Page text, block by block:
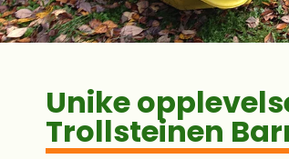
Unike
Trollsteinen